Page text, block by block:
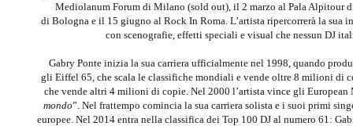
Mediolanum Forum di Milano (sold out), il 2 marzo al Pala Alpitour
di Bologna e il 15 giugno al Rock In Roma. L’artista ripercorrerà la sua
con scenografie, effetti speciali e visual che nessun DJ
Gabry Ponte inizia la sua carriera ufficialmente nel 1998, quando
gli Eiffel 65, che scala le classifiche mondiali e vende oltre 8 milioni di
che vende altri 4 milioni di copie. Nel 2000 l’artista vince gli European
mondo”. Nel frattempo comincia la sua carriera solista e i suoi primi
europee. Nel 2014 entra nella classifica dei Top 100 DJ al numero 61: